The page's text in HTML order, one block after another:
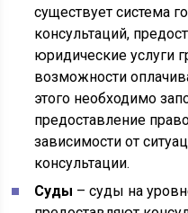
существует система
консультаций,
юридические
возможности
этого необходимо
предоставление
зависимости от
консультации.
Суды – суды на